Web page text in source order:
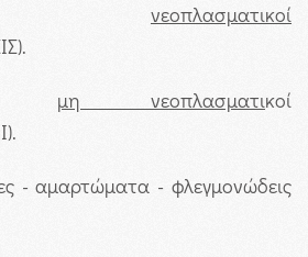
νεοπλασματικοί
μη νεοπλασματικοί
- αμαρτώματα - φλεγμονώδεις